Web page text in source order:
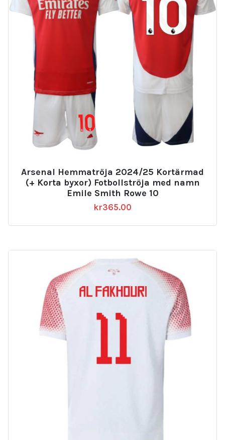
Arsenal Hemmatröja 2024/25 Kortärmad
(+ Korta byxor) Fotbollströja med namn
Emile Smith Rowe 10
kr365.00